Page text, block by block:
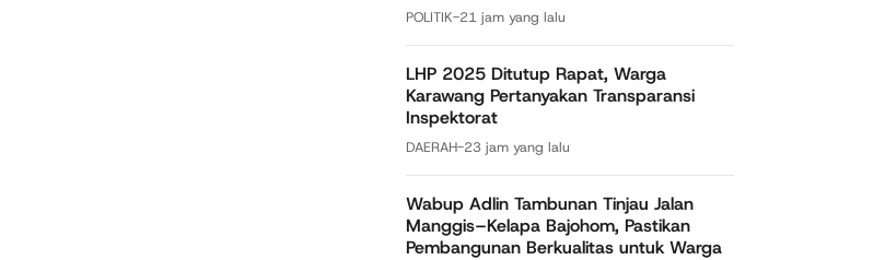
POLITIK-21 jam yang lalu
LHP 2025 Ditutup Rapat, Warga
Karawang Pertanyakan Transparansi
Inspektorat
DAERAH-23 jam yang lalu
Wabup Adlin Tambunan Tinjau Jalan
Manggis–Kelapa Bajohom, Pastikan
Pembangunan Berkualitas untuk Warga